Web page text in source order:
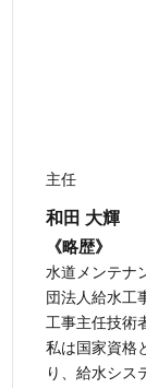
主任
和田 大輝
《略歴》
水道メンテナ
団法人給水工
工事主任技術
私は国家資格
り、給水シス